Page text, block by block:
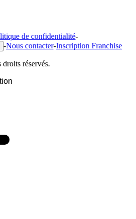
de confidentialité-
-Nous contacter-Inscription Franchise
réservés.